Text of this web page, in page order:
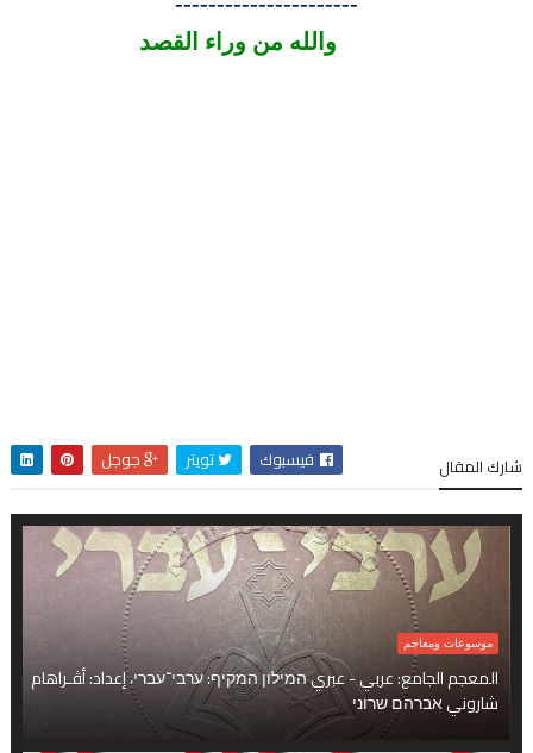
والله من وراء القصد
شارك المقال فيسبوك تويتر جوجل
موسوعات ومعاجم
المعجم الجامع: عربي - عبري המילון המקיף: ערבי־עברי، إعداد: أﭭـراهام
شاروني אברהם שרוני